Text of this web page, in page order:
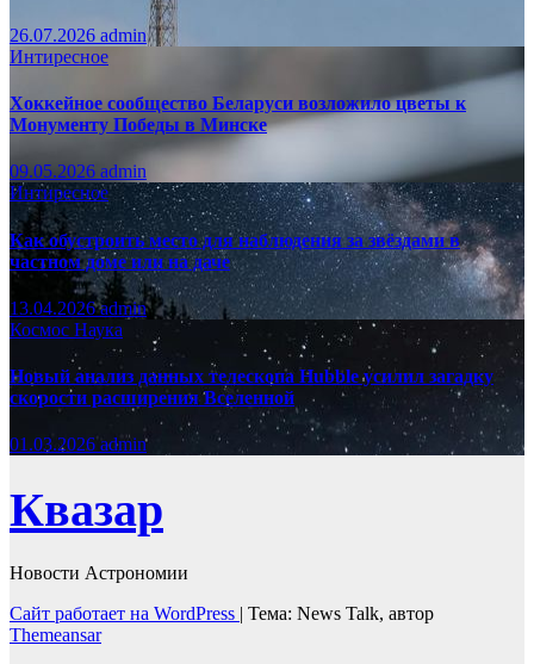
26.07.2026 admin
Интиресное
Хоккейное сообщество Беларуси возложило цветы к
Монументу Победы в Минске
09.05.2026 admin
Интиресное
Как обустроить место для наблюдения за звёздами в
частном доме или на даче
13.04.2026admin
Космос Наука
Новый анализ данных телескопа Hubble усилил загадку
скорости расширения Вселенной
01.03.2026admin
Квазар
Новости Астрономии
Сайт работает на WordPress | Тема: News Talk, автор
Themeansar